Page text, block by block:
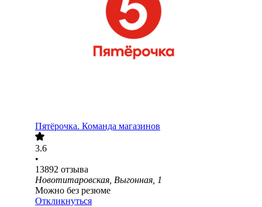
Пятёрочка. Команда магазинов
3.6
•
13892 отзыва
Новотитаровская, Выгонная, 1
Можно без резюме
Откликнуться